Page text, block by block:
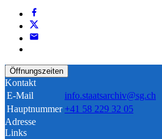
Öffnungszeiten
Kontakt
E-Mail
info.staatsarchiv@sg.ch
Hauptnummer +41 58 229 32 05
Adresse
Links